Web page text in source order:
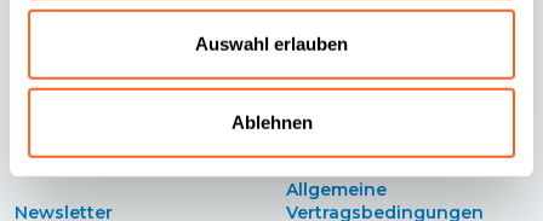
Auswahl erlauben
Ablehnen
Credits
Barrierefreiheit
Newsletter
Cookie-Richtlinie
Cookie Einstellungen
Allgemeine
Vertragsbedingungen